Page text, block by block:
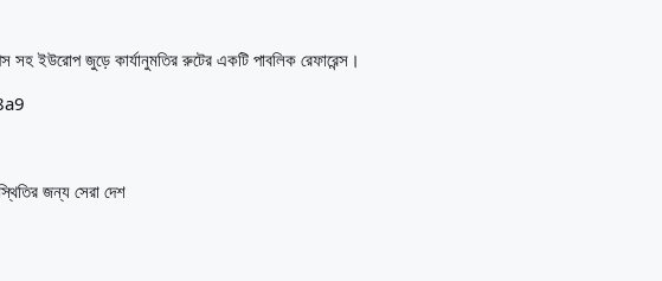
সহ ইউরোপ জুড়ে কার্যানুমতির রুটের একটি পাবলিক রেফারেন্স।
জন্য সেরা দেশ